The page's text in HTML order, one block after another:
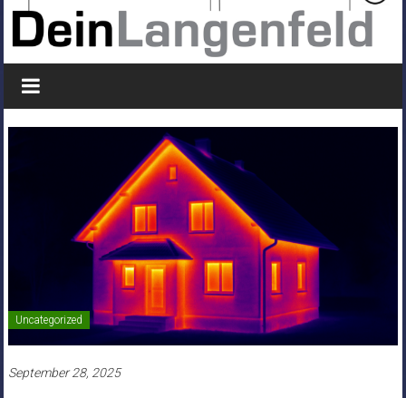
Uncategorized
September 28, 2025